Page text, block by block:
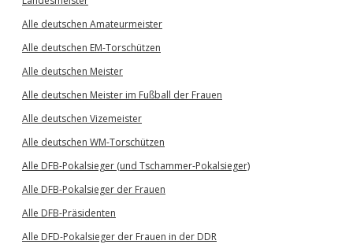
Alle deutschen Amateurmeister
Alle deutschen EM-Torschützen
Alle deutschen Meister
Alle deutschen Meister im Fußball der Frauen
Alle deutschen Vizemeister
Alle deutschen WM-Torschützen
Alle DFB-Pokalsieger (und Tschammer-Pokalsieger)
Alle DFB-Pokalsieger der Frauen
Alle DFB-Präsidenten
Alle DFD-Pokalsieger der Frauen in der DDR